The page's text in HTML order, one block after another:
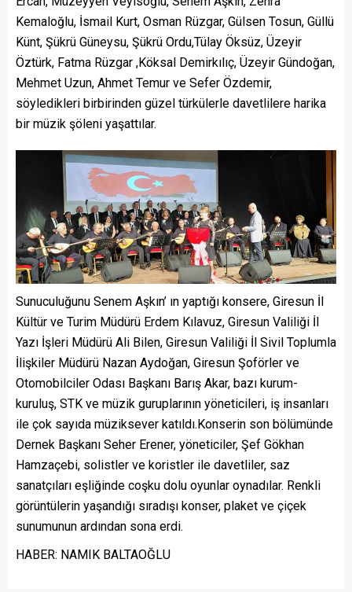
Kemaloğlu, İsmail Kurt, Osman Rüzgar, Gülsen Tosun, Güllü
Künt, Şükrü Güneysu, Şükrü Ordu,Tülay Öksüz, Üzeyir
Öztürk, Fatma Rüzgar ,Köksal Demirkılıç, Üzeyir Gündoğan,
Mehmet Uzun, Ahmet Temur ve Sefer Özdemir,
söyledikleri birbirinden güzel türkülerle davetlilere harika
bir müzik şöleni yaşattılar.
Sunuculuğunu Senem Aşkın’ ın yaptığı konsere, Giresun İl
Kültür ve Turim Müdürü Erdem Kılavuz, Giresun Valiliği İl
Yazı İşleri Müdürü Ali Bilen, Giresun Valiliği İl Sivil Toplumla
İlişkiler Müdürü Nazan Aydoğan, Giresun Şoförler ve
Otomobilciler Odası Başkanı Barış Akar, bazı kurum-
kuruluş, STK ve müzik guruplarının yöneticileri, iş insanları
ile çok sayıda müziksever katıldı.Konserin son bölümünde
Dernek Başkanı Seher Erener, yöneticiler, Şef Gökhan
Hamzaçebi, solistler ve koristler ile davetliler, saz
sanatçıları eşliğinde coşku dolu oyunlar oynadılar. Renkli
görüntülerin yaşandığı sıradışı konser, plaket ve çiçek
sunumunun ardından sona erdi.
HABER: NAMIK BALTAOĞLU